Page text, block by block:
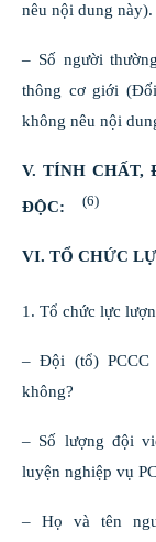
nêu nội dung này).
– Số người
thông cơ giới
không nêu nội
V. TÍNH CHẤT,
ĐỘC: (6)
VI. TỔ CHỨC
1. Tổ chức lực
– Đội (tổ) PCCC
không?
– Số lượng đội
luyện nghiệp vụ
– Họ và tên